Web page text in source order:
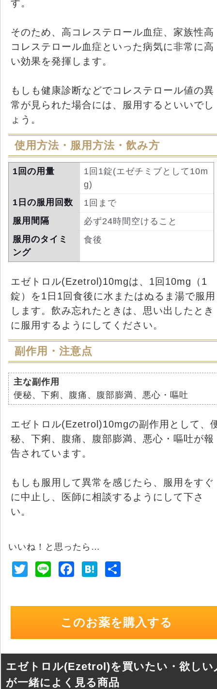
す。
そのため、高コレステロール血症、家族性高
コレステロール血症といった病気に非常に高
い効果を発揮します。
もしも健康診断などでコレステロール値の異
常が見られた場合には、服用するといいでし
ょう。
使用方法・服用方法・飲み方
1回の用量
1回1錠(エゼチミブとして10m
g)
1日の服用回数
1回まで
服用間隔
必ず24時間空けること
服用のタイミ
ング
食後
エゼトロル(Ezetrol)10mgは、1回10mg（1
錠）を1日1回食後に水またはぬるま湯で服用
します。飲み忘れたときは、思い出したとき
に服用するようにしてください。
副作用・注意点
主な副作用
便秘、下痢、腹痛、腹部膨満、悪心・嘔吐
エゼトロル(Ezetrol)10mgの副作用として、
秘、下痢、腹痛、腹部膨満、悪心・嘔吐が報
告されています。
もしも服用して異常を感じたら、服用をすぐ
に中止し、医師に相談するようにして下さ
い。
いいね！と思ったら…
T
Li
e
b
o
k
H
n
a
このお薬を購入する
エゼトロル(Ezetrol)を買いたい・欲しい
が一緒によく見る商品